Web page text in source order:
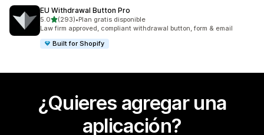
EU Withdrawal Button Pro
5.0de 5 estrellas
(293)
293 reseñas en total
•Plan gratis disponible
Law firm approved, compliant withdrawal button, form & email
Built for Shopify
¿Quieres agregar una
aplicación?